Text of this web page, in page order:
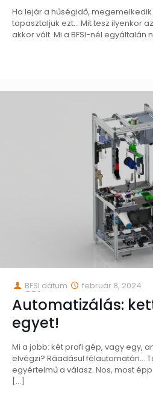
Ha lejár a hűségidő,
tapasztaljuk ezt… Mit tesz ilyenkor
akkor vált. Mi a BFSI-nél egyáltalán
BFSI dátum február 8, 2024
Automatizálás:
egyet!
Mi a jobb: két profi gép, vagy egy,
elvégzi? Ráadásul félautomatán…
egyértelmű a válasz. Nos, most
[…]